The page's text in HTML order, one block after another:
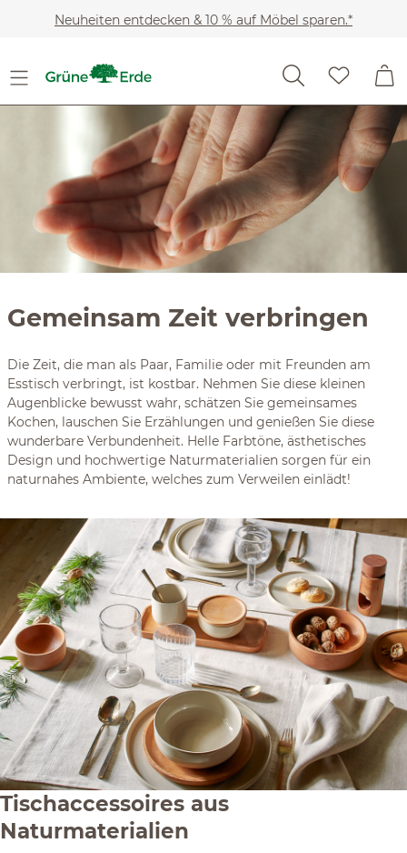
Zum Hauptinhalt springen
Neuheiten entdecken & 10 % auf Möbel sparen.*
Gemeinsam Zeit verbringen
Die Zeit, die man als Paar, Familie oder mit Freunden am
Esstisch verbringt, ist kostbar. Nehmen Sie diese kleinen
Augenblicke bewusst wahr, schätzen Sie gemeinsames
Kochen, lauschen Sie Erzählungen und genießen Sie diese
wunderbare Verbundenheit. Helle Farbtöne, ästhetisches
Design und hochwertige Naturmaterialien sorgen für ein
naturnahes Ambiente, welches zum Verweilen einlädt!
Tischaccessoires aus
Naturmaterialien